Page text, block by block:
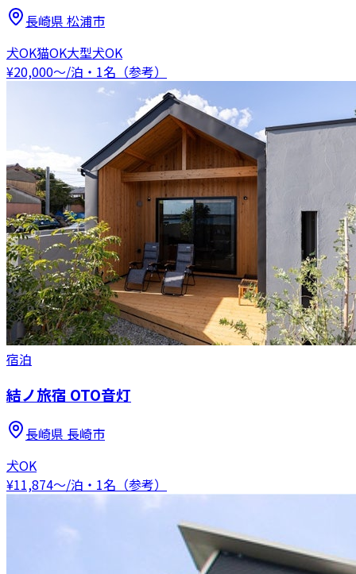
長崎県 松浦市
犬OK猫OK大型犬OK
¥20,000〜/泊・1名（参考）
宿泊
結ノ旅宿 OTO音灯
長崎県 長崎市
犬OK
¥11,874〜/泊・1名（参考）